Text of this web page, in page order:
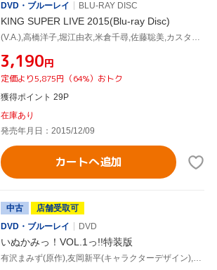
DVD・ブルーレイ
BLU-RAY DISC
KING SUPER LIVE 2015(Blu-ray Disc)
(V.A.),高橋洋子,堀江由衣,米倉千尋,佐藤聡美,カスタマイZ,ゆいかおり,かなでももこ
¥3,190円
定価より5,875円（64%）おトク
獲得ポイント 29P
在庫あり
発売年月日：2015/12/09
カートへ追加
中古
店舗受取可
DVD・ブルーレイ
DVD
いぬかみっ！VOL.1っ!!特装版
有沢まみず(原作),友岡新平(キャラクターデザイン),堀江由衣(ようこ),福山潤(川平啓太)